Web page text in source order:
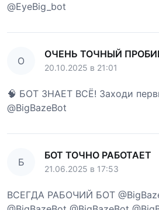
@EyeBig_bot
О
ОЧЕНЬ ТОЧНЫЙ
20.10.2025 в 21:01
🧠 БОТ ЗНАЕТ ВСЁ! Заходи
@BigBazeBot
Б
БОТ ТОЧНО РАБОТАЕТ
21.06.2025 в 17:53
ВСЕГДА РАБОЧИЙ БОТ